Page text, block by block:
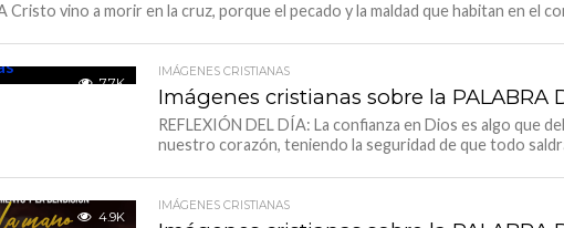
Cristo vino a morir en la cruz, porque el pecado y la maldad que habitan en el
7.7K
IMÁGENES CRISTIANAS
Imágenes cristianas sobre la PALABRA
REFLEXIÓN DEL DÍA: La confianza en Dios es algo que
nuestro corazón, teniendo la seguridad de que todo
4.9K
IMÁGENES CRISTIANAS